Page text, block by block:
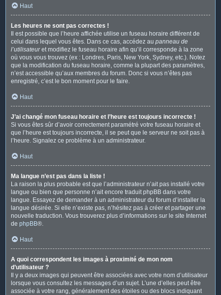
Haut
Les heures ne sont pas correctes !
Il est possible que l’heure affichée utilise un fuseau horaire différent de
celui dans lequel vous êtes. Dans ce cas, accédez au panneau de
l’utilisateuret modifiez le fuseau horaire afin qu’il corresponde à la zone
où vous vous trouvez (ex : Londres, Paris, New York, Sydney, etc.). Notez
que la modification du fuseau horaire, comme la plupart des paramètres,
n’est accessible qu’aux membres du forum. Donc si vous n’êtes pas
enregistré, c’est le bon moment pour le faire.
Haut
J’ai changé mon fuseau horaire et l’heure est toujours incorrecte !
Si vous êtes sûr d’avoir correctement paramétré votre fuseau horaire et
que l’heure est toujours incorrecte, il se peut que le serveur ne soit pas à
l’heure. Signalez ce problème à un administrateur.
Haut
Ma langue n’est pas dans la liste !
La raison la plus probable est que l’administrateur n’ait pas installé votre
langue ou bien que personne n’ait encore traduit phpBB dans votre
langue. Essayez de demander à un administrateur du forum d’installer la
langue désirée. Si elle n’existe pas, n’hésitez pas à créer et partager une
nouvelle traduction. Vous trouverez plus d’informations sur le site Internet
de phpBB®.
Haut
A quoi correspondent les images à proximité de mon nom
d’utilisateur ?
Il y a deux images qui peuvent être associées avec votre nom d’utilisateur
lorsque vous consultez les messages d’un sujet. L’une d’elles peut être
associée à votre rang, généralement des étoiles ou des blocs indiquant